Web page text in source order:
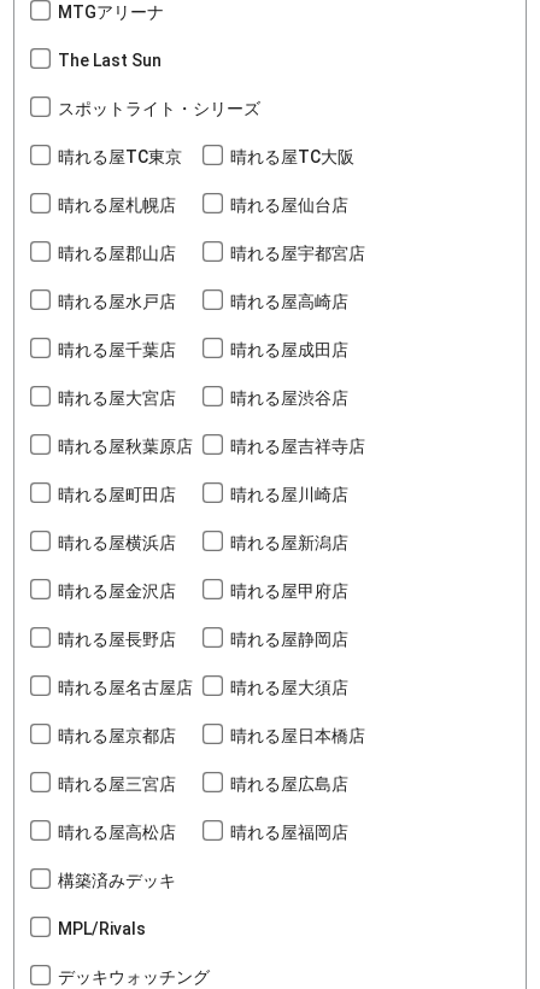
MTGアリーナ
The Last Sun
スポットライト・シリーズ
晴れる屋TC東京 晴れる屋TC大阪
晴れる屋札幌店 晴れる屋仙台店
晴れる屋郡山店 晴れる屋宇都宮店
晴れる屋水戸店 晴れる屋高崎店
晴れる屋千葉店 晴れる屋成田店
晴れる屋大宮店 晴れる屋渋谷店
晴れる屋秋葉原店 晴れる屋吉祥寺店
晴れる屋町田店 晴れる屋川崎店
晴れる屋横浜店 晴れる屋新潟店
晴れる屋金沢店 晴れる屋甲府店
晴れる屋長野店 晴れる屋静岡店
晴れる屋名古屋店 晴れる屋大須店
晴れる屋京都店 晴れる屋日本橋店
晴れる屋三宮店 晴れる屋広島店
晴れる屋高松店 晴れる屋福岡店
構築済みデッキ
MPL/Rivals
デッキウォッチング